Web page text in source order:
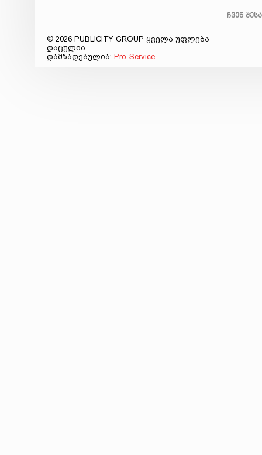
ჩვენ
© 2026 PUBLICITY GROUP ყველა უფლება
დაცულია.
დამზადებულია: Pro-Service